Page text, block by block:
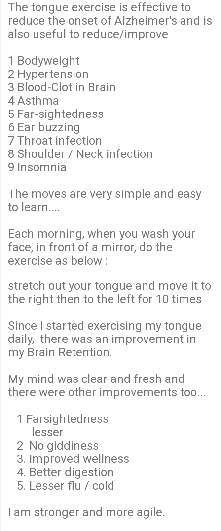
The tongue exercise is effective to
reduce the onset of Alzheimer's and is
also useful to reduce/improve
1 Bodyweight
2 Hypertension
3 Blood-Clot in Brain
4 Asthma
5 Far-sightedness
6 Ear buzzing
7 Throat infection
8 Shoulder / Neck infection
9 Insomnia
The moves are very simple and easy
to learn....
Each morning, when you wash your
face, in front of a mirror, do the
exercise as below :
stretch out your tongue and move it to
the right then to the left for 10 times
Since I started exercising my tongue
daily, there was an improvement in
my Brain Retention.
My mind was clear and fresh and
there were other improvements too...
1 Farsightedness
lesser
2 No giddiness
3. Improved wellness
4. Better digestion
5. Lesser flu / cold
I am stronger and more agile.